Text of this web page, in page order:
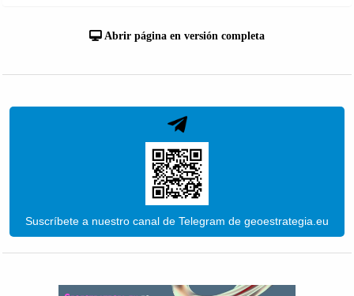
Abrir página en versión completa
Suscríbete a nuestro canal de Telegram de geoestrategia.eu